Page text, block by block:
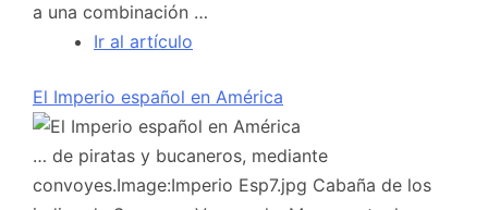
a una combinación …
Ir al artículo
El Imperio español en América
… de piratas y bucaneros, mediante
convoyes.Image:Imperio Esp7.jpg Cabaña de los